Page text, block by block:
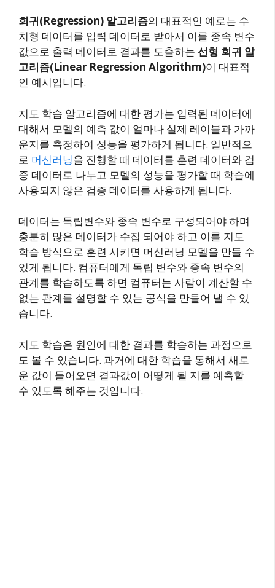
회귀(Regression) 알고리즘의 대표적인 예로는 수
치형 데이터를 입력 데이터로 받아서 이를 종속 변수
값으로 출력 데이터로 결과를 도출하는 선형 회귀 알
고리즘(Linear Regression Algorithm)이 대표적
인 예시입니다.
지도 학습 알고리즘에 대한 평가는 입력된 데이터에
대해서 모델의 예측 값이 얼마나 실제 레이블과 가까
운지를 측정하여 성능을 평가하게 됩니다. 일반적으
로 머신러닝을 진행할 때 데이터를 훈련 데이터와 검
증 데이터로 나누고 모델의 성능을 평가할 때 학습에
사용되지 않은 검증 데이터를 사용하게 됩니다.
데이터는 독립변수와 종속 변수로 구성되어야 하며
충분히 많은 데이터가 수집 되어야 하고 이를 지도
학습 방식으로 훈련 시키면 머신러닝 모델을 만들 수
있게 됩니다. 컴퓨터에게 독립 변수와 종속 변수의
관계를 학습하도록 하면 컴퓨터는 사람이 계산할 수
없는 관계를 설명할 수 있는 공식을 만들어 낼 수 있
습니다.
지도 학습은 원인에 대한 결과를 학습하는 과정으로
도 볼 수 있습니다. 과거에 대한 학습을 통해서 새로
운 값이 들어오면 결과값이 어떻게 될 지를 예측할
수 있도록 해주는 것입니다.